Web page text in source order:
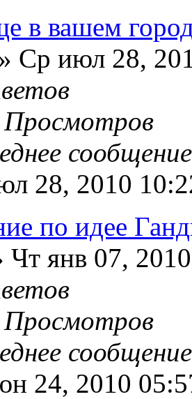
в вашем
Ср июл 28,
Просмотров
28, 2010
по идее
Чт янв 07,
Просмотров
24, 2010